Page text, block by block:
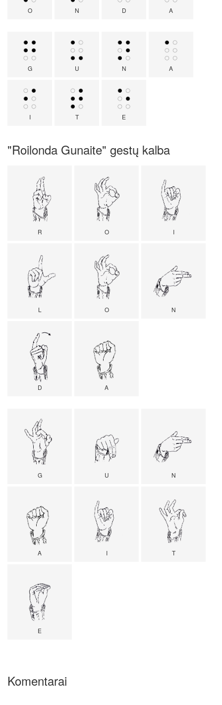
O N D A
G U N A
I T E
"Roilonda Gunaite" gestų kalba
R O I
L O N
D A
G U N
A I T
E
Komentarai